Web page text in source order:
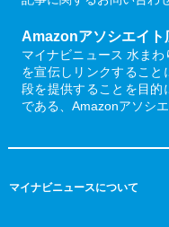
Amazonアソシエイト
マイナビニュース 水ま
を宣伝しリンクするこ
段を提供することを目的
である、Amazonアソシ
マイナビニュースについて